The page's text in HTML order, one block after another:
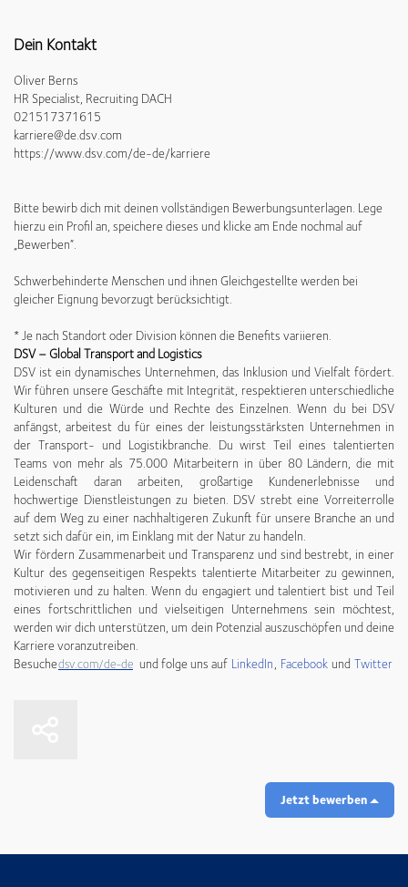
Dein Kontakt
Oliver Berns
HR Specialist, Recruiting DACH
021517371615
karriere@de.dsv.com
https://www.dsv.com/de-de/karriere
Bitte bewirb dich mit deinen vollständigen Bewerbungsunterlagen. Lege
hierzu ein Profil an, speichere dieses und klicke am Ende nochmal auf
„Bewerben“.
Schwerbehinderte Menschen und ihnen Gleichgestellte werden bei
gleicher Eignung bevorzugt berücksichtigt.
* Je nach Standort oder Division können die Benefits variieren.
DSV – Global Transport and Logistics
DSV ist ein dynamisches Unternehmen, das Inklusion und Vielfalt fördert.
Wir führen unsere Geschäfte mit Integrität, respektieren unterschiedliche
Kulturen und die Würde und Rechte des Einzelnen. Wenn du bei DSV
anfängst, arbeitest du für eines der leistungsstärksten Unternehmen in
der Transport- und Logistikbranche. Du wirst Teil eines talentierten
Teams von mehr als 75.000 Mitarbeitern in über 80 Ländern, die mit
Leidenschaft daran arbeiten, großartige Kundenerlebnisse und
hochwertige Dienstleistungen zu bieten. DSV strebt eine Vorreiterrolle
auf dem Weg zu einer nachhaltigeren Zukunft für unsere Branche an und
setzt sich dafür ein, im Einklang mit der Natur zu handeln.
Wir fördern Zusammenarbeit und Transparenz und sind bestrebt, in einer
Kultur des gegenseitigen Respekts talentierte Mitarbeiter zu gewinnen,
motivieren und zu halten. Wenn du engagiert und talentiert bist und Teil
eines fortschrittlichen und vielseitigen Unternehmens sein möchtest,
werden wir dich unterstützen, um dein Potenzial auszuschöpfen und deine
Karriere voranzutreiben.
Besuchedsv.com/de-de und folge uns auf LinkedIn, Facebook und Twitter
Jetzt bewerben